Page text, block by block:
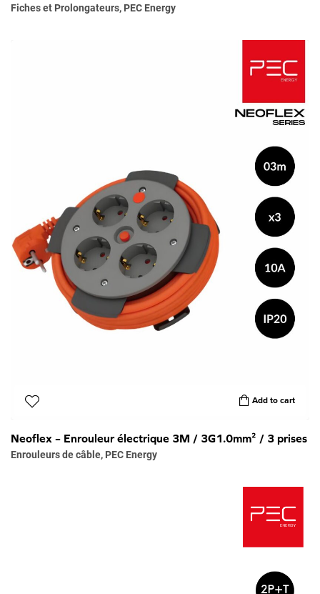
Fiches et Prolongateurs, PEC Energy
Add to cart
Neoflex – Enrouleur électrique 3M / 3G1.0mm² / 3 prises
Enrouleurs de câble, PEC Energy